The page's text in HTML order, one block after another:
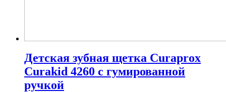
Детская зубная щетка Curaprox
Curakid 4260 c гумированной
ручкой